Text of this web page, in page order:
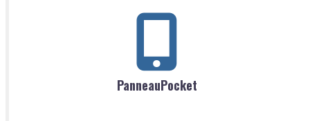
PanneauPocket